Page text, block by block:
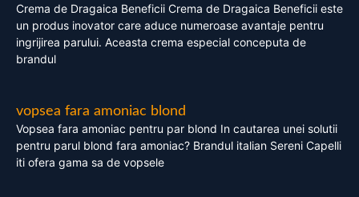
Crema de Dragaica Beneficii Crema de Dragaica Beneficii este
un produs inovator care aduce numeroase avantaje pentru
ingrijirea parului. Aceasta crema especial conceputa de
brandul
vopsea fara amoniac blond
Vopsea fara amoniac pentru par blond In cautarea unei solutii
pentru parul blond fara amoniac? Brandul italian Sereni Capelli
iti ofera gama sa de vopsele